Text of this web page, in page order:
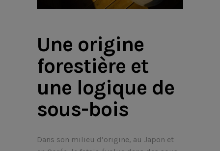
Une origine
forestière et
une logique de
sous-bois
Dans son milieu d’origine, au Japon et